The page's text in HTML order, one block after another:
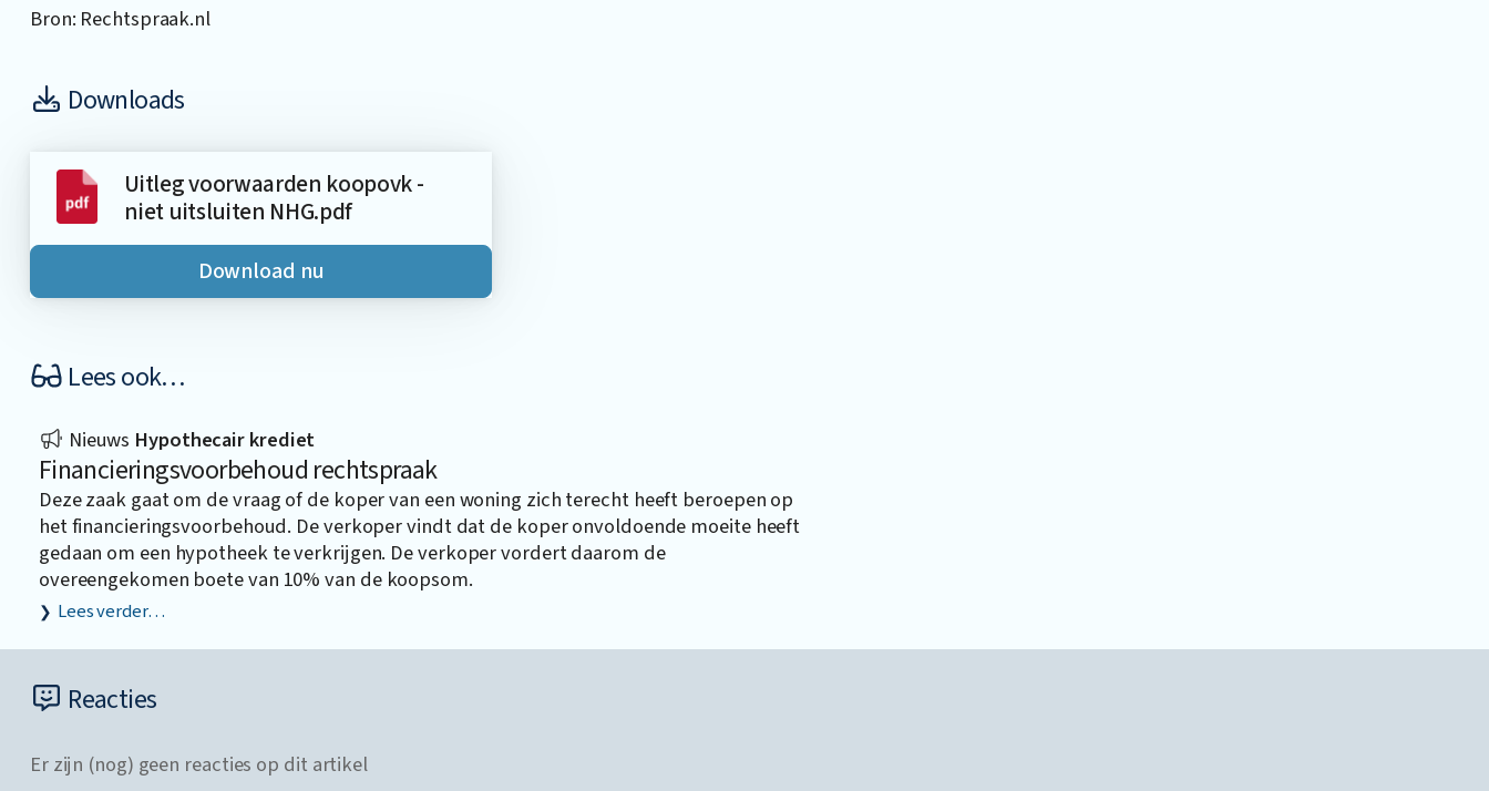
Bron: Rechtspraak.nl
Downloads
Uitleg voorwaarden koopovk -
niet uitsluiten NHG.pdf
Download nu
Lees ook…
Nieuws Hypothecair krediet
Financieringsvoorbehoud rechtspraak
Deze zaak gaat om de vraag of de koper van een woning zich terecht heeft beroepen op
het financieringsvoorbehoud. De verkoper vindt dat de koper onvoldoende moeite heeft
gedaan om een hypotheek te verkrijgen. De verkoper vordert daarom de
overeengekomen boete van 10% van de koopsom.
Lees verder…
Reacties
Er zijn (nog) geen reacties op dit artikel